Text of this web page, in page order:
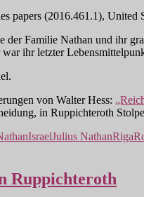
papers (2016.461.1),
der Familie Nathan und ihr
ihr letzter
von Walter Hess:
in Ruppichteroth
IsraelJulius NathanRiga
Ruppichteroth